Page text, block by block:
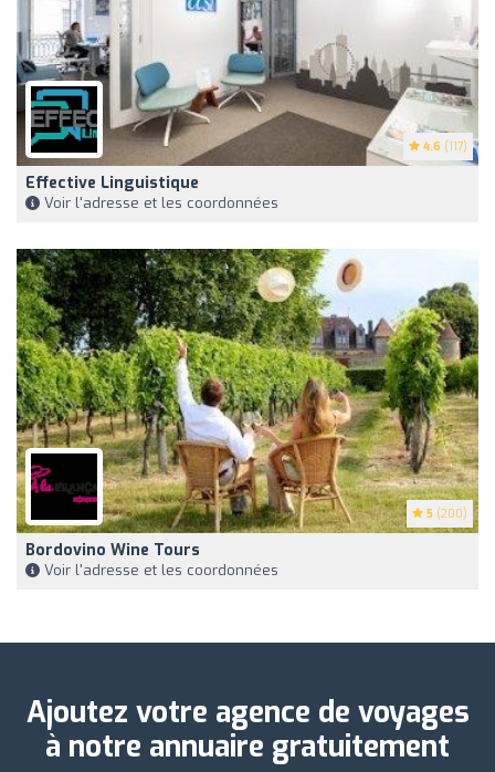
4.6 (117)
Effective Linguistique
Voir l'adresse et les coordonnées
5 (200)
Bordovino Wine Tours
Voir l'adresse et les coordonnées
Ajoutez votre agence de voyages
à notre annuaire gratuitement